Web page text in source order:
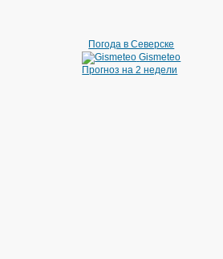
Погода в Северске
Gismeteo
Прогноз на 2 недели